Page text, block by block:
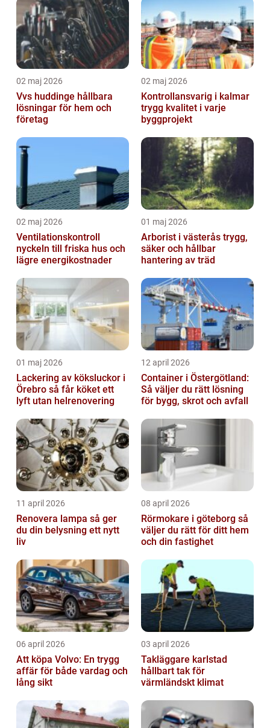
02 maj 2026
Vvs huddinge hållbara
lösningar för hem och
företag
02 maj 2026
Kontrollansvarig i kalmar
trygg kvalitet i varje
byggprojekt
02 maj 2026
Ventilationskontroll
nyckeln till friska hus och
lägre energikostnader
01 maj 2026
Arborist i västerås trygg,
säker och hållbar
hantering av träd
01 maj 2026
Lackering av köksluckor i
Örebro så får köket ett
lyft utan helrenovering
12 april 2026
Container i Östergötland:
Så väljer du rätt lösning
för bygg, skrot och avfall
11 april 2026
Renovera lampa så ger
du din belysning ett nytt
liv
08 april 2026
Rörmokare i göteborg så
väljer du rätt för ditt hem
och din fastighet
06 april 2026
Att köpa Volvo: En trygg
affär för både vardag och
lång sikt
03 april 2026
Takläggare karlstad
hållbart tak för
värmländskt klimat